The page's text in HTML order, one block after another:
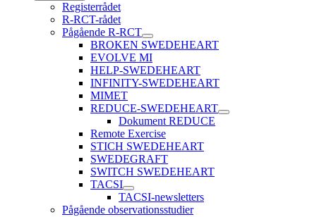
Registerrådet
R-RCT-rådet
Pågående R-RCT
BROKEN SWEDEHEART
EVOLVE MI
HELP-SWEDEHEART
INFINITY-SWEDEHEART
MIMET
REDUCE-SWEDEHEART
Dokument REDUCE
Remote Exercise
STICH SWEDEHEART
SWEDEGRAFT
SWITCH SWEDEHEART
TACSI
TACSI-newsletters
Pågående observationsstudier